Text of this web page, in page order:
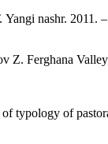
nashr. 2011.
Ferghana
of